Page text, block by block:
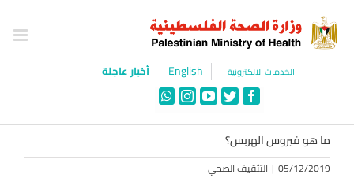
content
الخدمات الالكترونية English أخبار عاجلة
Facebook
Twitter
YouTube
Instagram
WhatsApp
ما هو فيروس الهربس؟
05/12/2019
| التثقيف الصحي